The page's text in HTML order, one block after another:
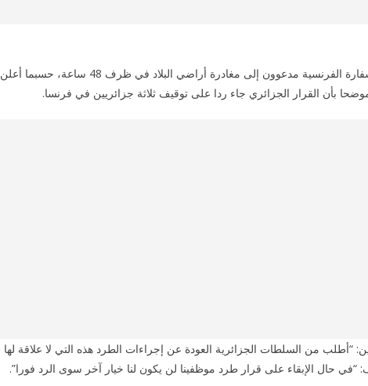
قالت السلطات الجزائرية إن 12 موظفا في السفارة الفرنسية مدعوون إلى مغادرة أراضي البلاد في ظرف 48 ساعة، حسبما أعلن
بأن القرار الجزائري جاء ردا على توقيف ثلاثة جزائريين في فرنسا.
من السلطات الجزائرية العودة عن إجراءات الطرد هذه التي لا علاقة لها
“في حال الإبقاء على قرار طرد موظفينا لن يكون لنا خيار آخر سوى الرد فورا”.